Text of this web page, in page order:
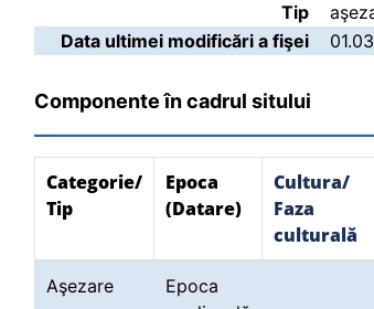
Tip
Data ultimei modificări a fişei
Componente în cadrul sitului
Categorie/
Tip
Epoca
(Datare)
Cultura/
Faza
culturală
Aşezare
Epoca